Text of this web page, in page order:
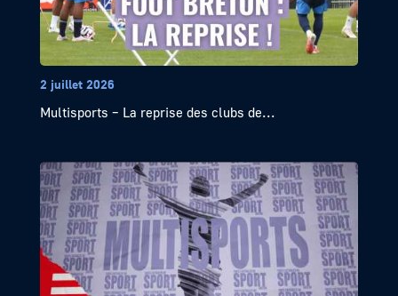
2 juillet 2026
Multisports – La reprise des clubs de...